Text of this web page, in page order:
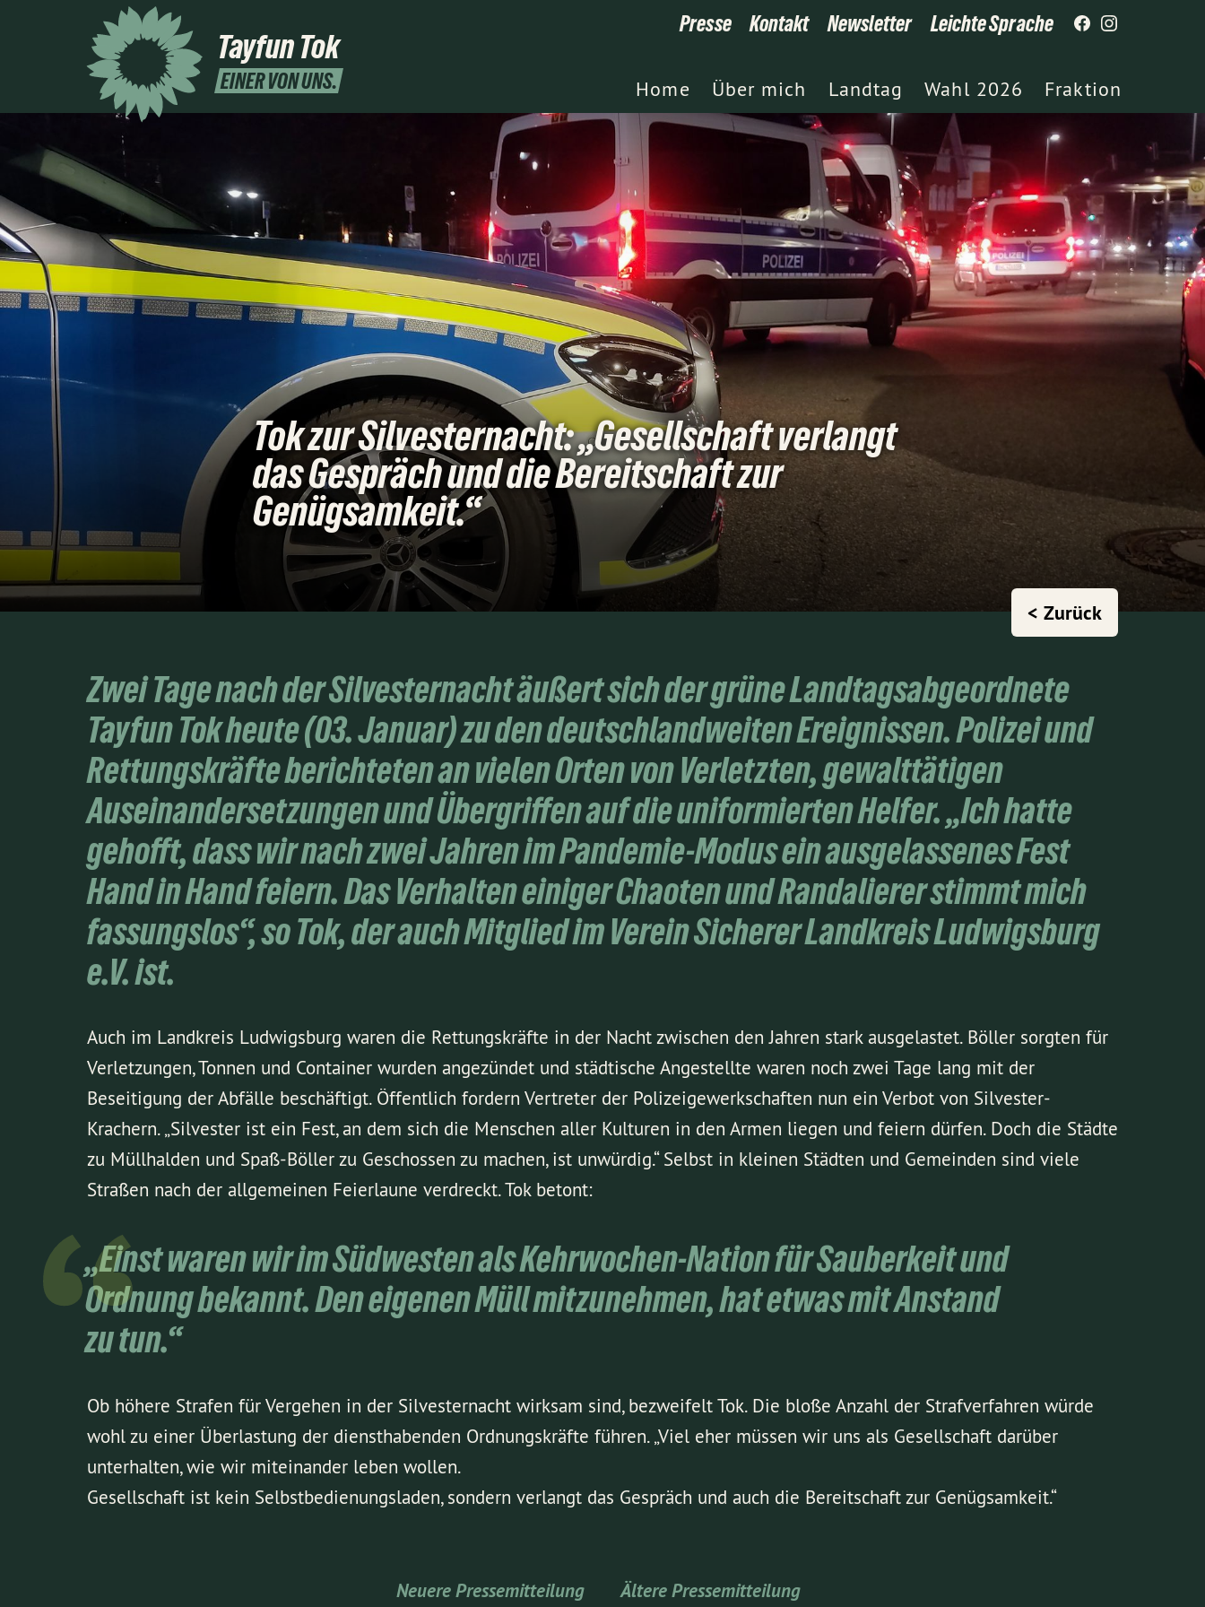
Tayfun Tok
EINER VON UNS.
Presse Kontakt Newsletter Leichte Sprache
Home Über mich Landtag Wahl 2026 Fraktion
Tok zur Silvesternacht: „Gesellschaft verlangt
das Gespräch und die Bereitschaft zur
Genügsamkeit.“
< Zurück
Zwei Tage nach der Silvesternacht äußert sich der grüne Landtagsabgeordnete
Tayfun Tok heute (03. Januar) zu den deutschlandweiten Ereignissen. Polizei und
Rettungskräfte berichteten an vielen Orten von Verletzten, gewalttätigen
Auseinandersetzungen und Übergriffen auf die uniformierten Helfer. „Ich hatte
gehofft, dass wir nach zwei Jahren im Pandemie-Modus ein ausgelassenes Fest
Hand in Hand feiern. Das Verhalten einiger Chaoten und Randalierer stimmt mich
fassungslos“, so Tok, der auch Mitglied im Verein Sicherer Landkreis Ludwigsburg
e.V. ist.
Auch im Landkreis Ludwigsburg waren die Rettungskräfte in der Nacht zwischen den Jahren stark ausgelastet. Böller sorgten für
Verletzungen, Tonnen und Container wurden angezündet und städtische Angestellte waren noch zwei Tage lang mit der
Beseitigung der Abfälle beschäftigt. Öffentlich fordern Vertreter der Polizeigewerkschaften nun ein Verbot von Silvester-
Krachern. „Silvester ist ein Fest, an dem sich die Menschen aller Kulturen in den Armen liegen und feiern dürfen. Doch die Städte
zu Müllhalden und Spaß-Böller zu Geschossen zu machen, ist unwürdig.“ Selbst in kleinen Städten und Gemeinden sind viele
Straßen nach der allgemeinen Feierlaune verdreckt. Tok betont:
„Einst waren wir im Südwesten als Kehrwochen-Nation für Sauberkeit und
Ordnung bekannt. Den eigenen Müll mitzunehmen, hat etwas mit Anstand
zu tun.“
Ob höhere Strafen für Vergehen in der Silvesternacht wirksam sind, bezweifelt Tok. Die bloße Anzahl der Strafverfahren würde
wohl zu einer Überlastung der diensthabenden Ordnungskräfte führen. „Viel eher müssen wir uns als Gesellschaft darüber
unterhalten, wie wir miteinander leben wollen.
Gesellschaft ist kein Selbstbedienungsladen, sondern verlangt das Gespräch und auch die Bereitschaft zur Genügsamkeit.“
Neuere Pressemitteilung Ältere Pressemitteilung